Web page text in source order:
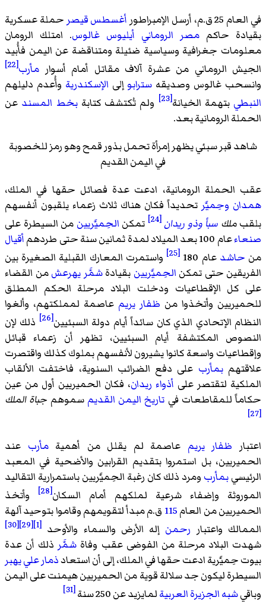
في العام 25 ق.م، أرسل الإمبراطور أغسطس قيصر حملة عسكرية
بقيادة حاكم مصر الروماني أيليوس غالوس. امتلك الرومان
معلومات جغرافية وسياسية ضئيلة ومتناقضة عن اليمن فأُبيد
الجيش الروماني من عشرة آلاف مقاتل أمام أسوار مأرب[22]
وانسحب غالوس وصديقه سترابو إلى الإسكندرية وأُعدم دليلهم
النبطي بتهمة الخيانة[23] ولم تُكتشف كتابةبخط المسند عن
الحملة الرومانية بعد.
شاهد قبر سبئي يظهر إمرأة تحمل بذور قمح وهو رمز للخصوبة
في اليمن القديم
عقب الحملة الرومانية، ادعت عدة فصائل حقها في الملك،
همدان وحِميَّر تحديداً فكان هناك ثلاث زعماء يلقبون أنفسهم
بلقبملك سبأ وذو ريدان [24] تمكن الحِميَّريين من السيطرة على
صنعاءعام 100 بعد الميلاد لمدة ثمانين سنة حتى طردهم
أقيال
من حاشد عام 180 [25]
واستمرت المعارك القبلية الصغيرة بين
الفريقين حتى تمكن الحِميَّريين بقيادةشمَّر يهرعشمن القضاء
على كل الإقطاعيات ودخلت البلاد مرحلة الحكم المطلق
للحميريين وأتخذوا من ظفار يريم عاصمة لمملكتهم، وألغوا
النظام الإتحادي الذي كان سائداً أيام دولة السبئيين[26]
ذلك لإن
النصوص المكتشفة أيام السبئيين، تظهر أن زعماء قبائل
وإقطاعيات واسعة كانوا يشيرون لأنفسهم بملوك كذلك واقتصرت
علاقتهمبمأرب على دفع الضرائب السنوية، فاختفت الألقاب
الملكية لتقتصر على أذواء ريدان، فكان الحميريين أول من عين
حكاماً للمقاطعات في تاريخ اليمن القديم سموهم جباة الملك
[27]
اعتبار ظفار يريم عاصمة لم يقلل من أهميةمأرب عند
الحميريين، بل استمروا بتقديم القرابين والأضحية في المعبد
الرئيسيبمأرب ومرد ذلك كان رغبة الحِميَّريين باستمرارية التقاليد
الموروثة وإضفاء شرعية لملكهم أمام السكان[28]
وأتخذ
الحميريين من العام115 ق.م مبدأ لتقويمهم وقاموا بتوحيد آلهة
الممالك واعتبار رحمن إله الأرض والسماء والأوحد [1]
[29]
[30]
شهدت البلاد مرحلة من الفوضى عقب وفاة شمَّر ذلك أن عدة
بيوت حِميَّرية ادعت حقها في الملك، إلى أن استعادذمار علي يهبر
السيطرة ليكون جد سلالة قوية من الحميريين هيمنت على اليمن
وباقيشبه الجزيرة العربيةلمايزيد عن 250 سنة [31]